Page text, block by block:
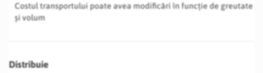
Costul transportului poate avea modificări în funcție de greutate
și volum
Distribuie